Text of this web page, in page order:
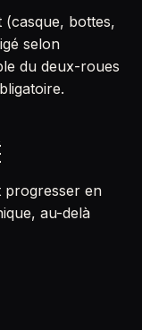
(casque, bottes,
selon
du deux-roues
progresser en
au-delà